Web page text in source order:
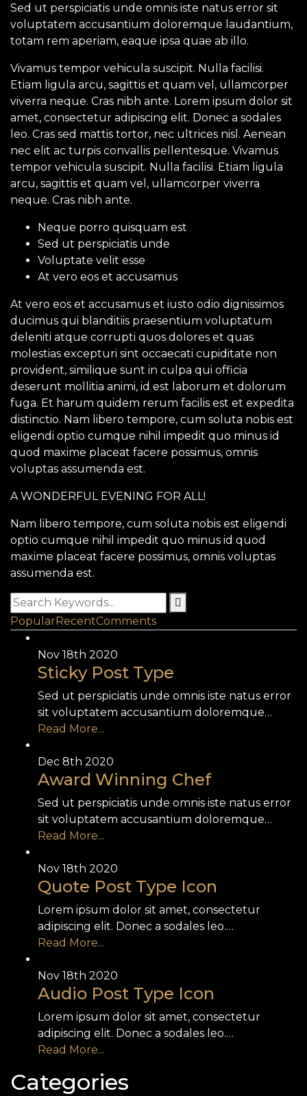
Sed ut perspiciatis unde omnis iste natus error sit
voluptatem accusantium doloremque laudantium,
totam rem aperiam, eaque ipsa quae ab illo.
Vivamus tempor vehicula suscipit. Nulla facilisi.
Etiam ligula arcu, sagittis et quam vel, ullamcorper
viverra neque. Cras nibh ante. Lorem ipsum dolor sit
amet, consectetur adipiscing elit. Donec a sodales
leo. Cras sed mattis tortor, nec ultrices nisl. Aenean
nec elit ac turpis convallis pellentesque. Vivamus
tempor vehicula suscipit. Nulla facilisi. Etiam ligula
arcu, sagittis et quam vel, ullamcorper viverra
neque. Cras nibh ante.
Neque porro quisquam est
Sed ut perspiciatis unde
Voluptate velit esse
At vero eos et accusamus
At vero eos et accusamus et iusto odio dignissimos
ducimus qui blanditiis praesentium voluptatum
deleniti atque corrupti quos dolores et quas
molestias excepturi sint occaecati cupiditate non
provident, similique sunt in culpa qui officia
deserunt mollitia animi, id est laborum et dolorum
fuga. Et harum quidem rerum facilis est et expedita
distinctio. Nam libero tempore, cum soluta nobis est
eligendi optio cumque nihil impedit quo minus id
quod maxime placeat facere possimus, omnis
voluptas assumenda est.
A WONDERFUL EVENING FOR ALL!
Nam libero tempore, cum soluta nobis est eligendi
optio cumque nihil impedit quo minus id quod
maxime placeat facere possimus, omnis voluptas
assumenda est.
PopularRecentComments
Nov 18th 2020
Sticky Post Type
Sed ut perspiciatis unde omnis iste natus error
sit voluptatem accusantium doloremque…
Read More...
Dec 8th 2020
Award Winning Chef
Sed ut perspiciatis unde omnis iste natus error
sit voluptatem accusantium doloremque…
Read More...
Nov 18th 2020
Quote Post Type Icon
Lorem ipsum dolor sit amet, consectetur
adipiscing elit. Donec a sodales leo.…
Read More...
Nov 18th 2020
Audio Post Type Icon
Lorem ipsum dolor sit amet, consectetur
adipiscing elit. Donec a sodales leo.…
Read More...
Categories